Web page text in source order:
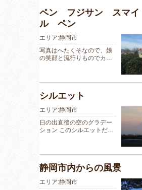
ペン フジサン スマイ
ル ペン
エリア:静岡市
写真はへたくそなので、娘
の笑顔と流行りものでカ…
シルエット
エリア:静岡市
日の出直後の空のグラデー
ション このシルエットだ…
静岡市内からの風景
エリア:静岡市